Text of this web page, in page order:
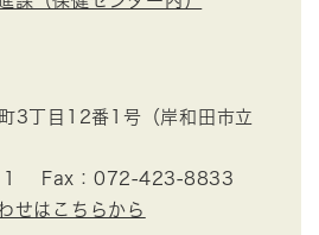
3丁目12番1号（岸和田市立
Fax：072-423-8833
せはこちらから